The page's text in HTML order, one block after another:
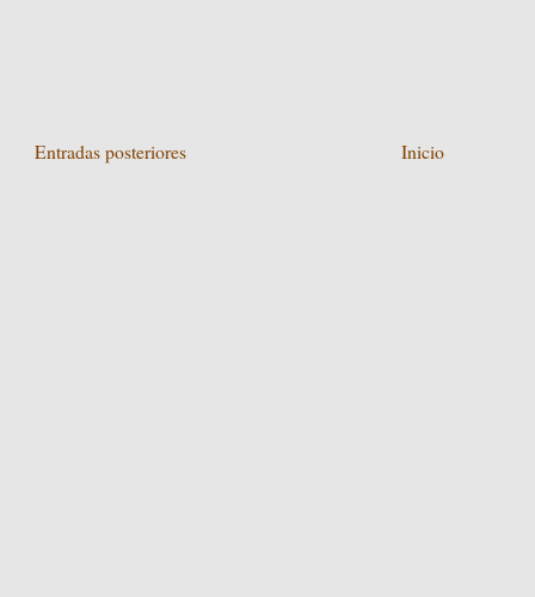
Entradas posteriores Inicio